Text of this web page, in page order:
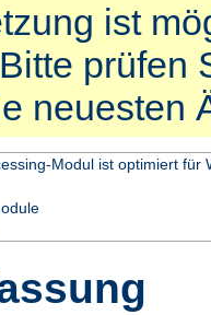
ist
prüfen
neuesten
Modul ist optimiert für